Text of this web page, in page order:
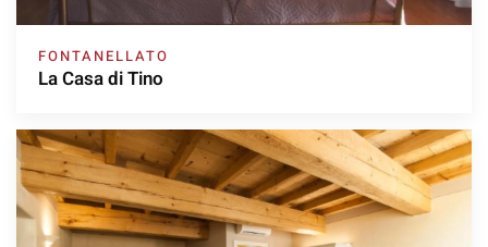
FONTANELLATO
La Casa di Tino